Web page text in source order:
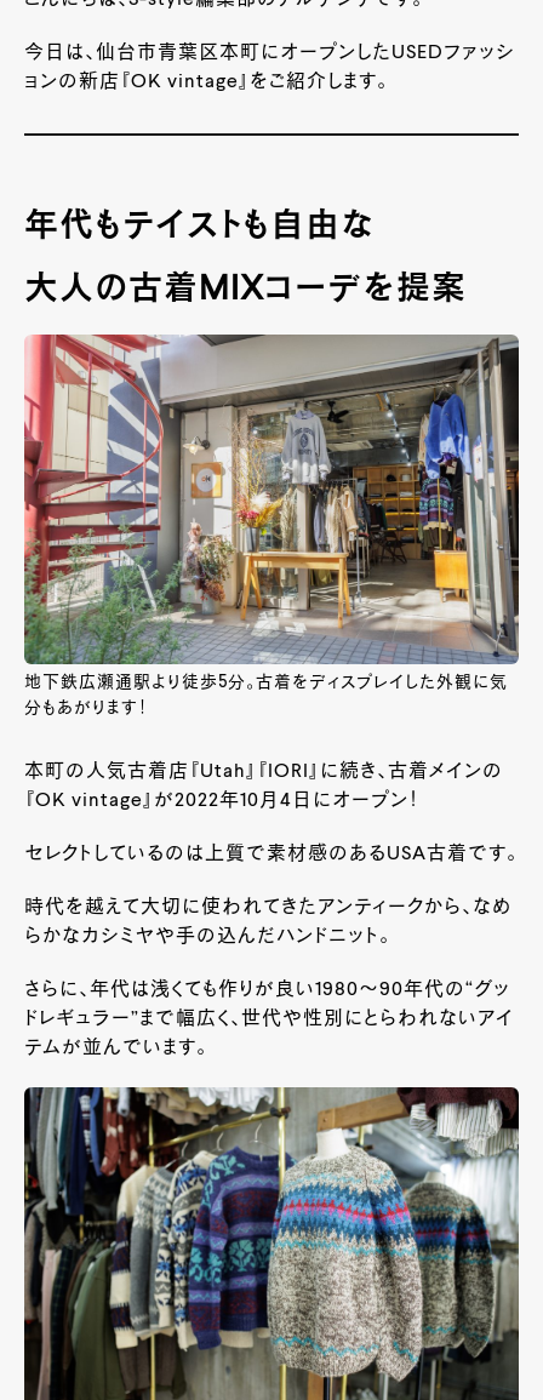
今日は、仙台市青葉区本町にオープンしたUSEDファッシ
ョンの新店『OK vintage』をご紹介します。
年代もテイストも自由な
大人の古着MIXコーデを提案
地下鉄広瀬通駅より徒歩5分。古着をディスプレイした外観に気
分もあがります！
本町の人気古着店『 Utah』『 IORI』に続き、古着メインの
『OK vintage』が2022年10月4日にオープン！
セレクトしているのは上質で素材感のあるUSA古着です。
時代を越えて大切に使われてきたアンティークから、なめ
らかなカシミヤや手の込んだハンドニット。
さらに、年代は浅くても作りが良い1980～90年代の“グッ
ドレギュラー”まで幅広く、世代や性別にとらわれないアイ
テムが並んでいます。